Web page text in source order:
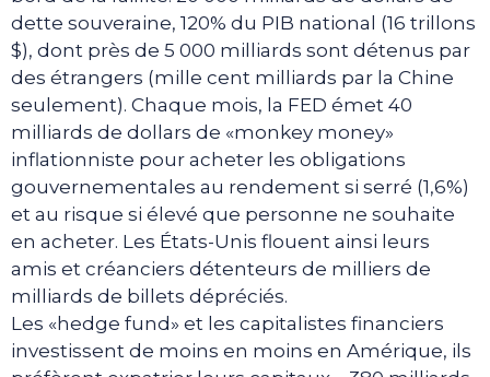
dette souveraine, 120% du PIB national (16 trillons
$), dont près de 5 000 milliards sont détenus par
des étrangers (mille cent milliards par la Chine
seulement). Chaque mois, la FED émet 40
milliards de dollars de «monkey money»
inflationniste pour acheter les obligations
gouvernementales au rendement si serré (1,6%)
et au risque si élevé que personne ne souhaite
en acheter. Les États-Unis flouent ainsi leurs
amis et créanciers détenteurs de milliers de
milliards de billets dépréciés.
Les «hedge fund» et les capitalistes financiers
investissent de moins en moins en Amérique, ils